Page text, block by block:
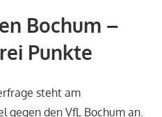
Bochum –
Punkte
steht am
gegen den VfL Bochum an.